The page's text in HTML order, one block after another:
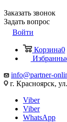
Заказать звонок
Задать вопрос
Войти
Корзина0
info@partner-
г. Красноярск,
Viber
Viber
WhatsApp